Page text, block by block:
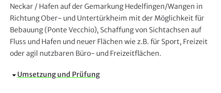
Neckar / Hafen auf der Gemarkung Hedelfingen/Wangen in
Richtung Ober- und Untertürkheim mit der Möglichkeit für
Bebauung (Ponte Vecchio), Schaffung von Sichtachsen auf
Fluss und Hafen und neuer Flächen wie z.B. für Sport, Freizeit
oder agil nutzbaren Büro- und Freizeitflächen.
A
Umsetzung und Prüfung